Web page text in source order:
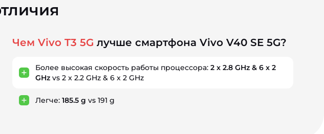
Чем Vivo T3 5G лучше смартфона Vivo V40 SE 5G?
Более высокая скорость работы процессора:2 x 2.8 GHz & 6 x 2
GHz vs 2 x 2.2 GHz & 6 x 2 GHz
Легче:185.5 g vs 191 g